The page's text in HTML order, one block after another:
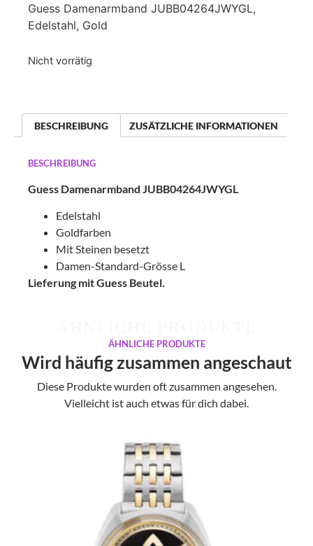
Guess Damenarmband JUBB04264JWYGL,
Edelstahl, Gold
Nicht vorrätig
BESCHREIBUNG ZUSÄTZLICHE INFORMATIONEN
BESCHREIBUNG
Guess Damenarmband JUBB04264JWYGL
Edelstahl
Goldfarben
Mit Steinen besetzt
Damen-Standard-Grösse L
Lieferung mit Guess Beutel.
ÄHNLICHE PRODUKTE
Wird häufig zusammen angeschaut
Diese Produkte wurden oft zusammen angesehen.
Vielleicht ist auch etwas für dich dabei.